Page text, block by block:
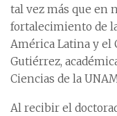
tal vez más que en
fortalecimiento de
América Latina y el
Gutiérrez,
Ciencias de la
Al recibir el